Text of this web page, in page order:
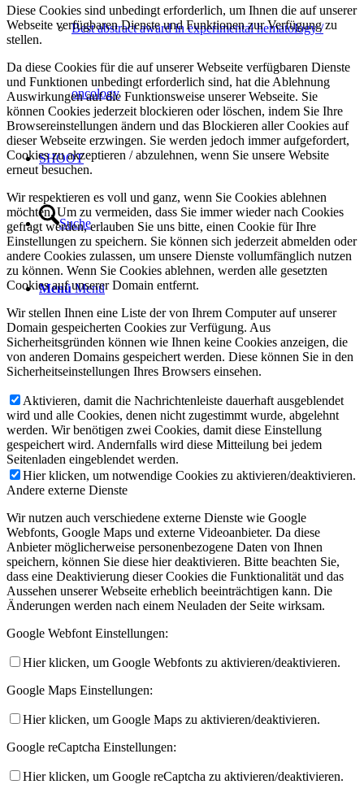
Best abstract award in experimental hematology /
oncology
SHOOT
Suche
Menü Menü
Diese Cookies sind unbedingt erforderlich, um Ihnen die auf unserer
Webseite verfügbaren Dienste und Funktionen zur Verfügung zu
stellen.
Da diese Cookies für die auf unserer Webseite verfügbaren Dienste
und Funktionen unbedingt erforderlich sind, hat die Ablehnung
Auswirkungen auf die Funktionsweise unserer Webseite. Sie
können Cookies jederzeit blockieren oder löschen, indem Sie Ihre
Browsereinstellungen ändern und das Blockieren aller Cookies auf
dieser Webseite erzwingen. Sie werden jedoch immer aufgefordert,
Cookies zu akzeptieren / abzulehnen, wenn Sie unsere Website
erneut besuchen.
Wir respektieren es voll und ganz, wenn Sie Cookies ablehnen
möchten. Um zu vermeiden, dass Sie immer wieder nach Cookies
gefragt werden, erlauben Sie uns bitte, einen Cookie für Ihre
Einstellungen zu speichern. Sie können sich jederzeit abmelden oder
andere Cookies zulassen, um unsere Dienste vollumfänglich nutzen
zu können. Wenn Sie Cookies ablehnen, werden alle gesetzten
Cookies auf unserer Domain entfernt.
Wir stellen Ihnen eine Liste der von Ihrem Computer auf unserer
Domain gespeicherten Cookies zur Verfügung. Aus
Sicherheitsgründen können wie Ihnen keine Cookies anzeigen, die
von anderen Domains gespeichert werden. Diese können Sie in den
Sicherheitseinstellungen Ihres Browsers einsehen.
Aktivieren, damit die Nachrichtenleiste dauerhaft ausgeblendet
wird und alle Cookies, denen nicht zugestimmt wurde, abgelehnt
werden. Wir benötigen zwei Cookies, damit diese Einstellung
gespeichert wird. Andernfalls wird diese Mitteilung bei jedem
Seitenladen eingeblendet werden.
Hier klicken, um notwendige Cookies zu aktivieren/deaktivieren.
Andere externe Dienste
Wir nutzen auch verschiedene externe Dienste wie Google
Webfonts, Google Maps und externe Videoanbieter. Da diese
Anbieter möglicherweise personenbezogene Daten von Ihnen
speichern, können Sie diese hier deaktivieren. Bitte beachten Sie,
dass eine Deaktivierung dieser Cookies die Funktionalität und das
Aussehen unserer Webseite erheblich beeinträchtigen kann. Die
Änderungen werden nach einem Neuladen der Seite wirksam.
Google Webfont Einstellungen:
Hier klicken, um Google Webfonts zu aktivieren/deaktivieren.
Google Maps Einstellungen:
Hier klicken, um Google Maps zu aktivieren/deaktivieren.
Google reCaptcha Einstellungen:
Hier klicken, um Google reCaptcha zu aktivieren/deaktivieren.